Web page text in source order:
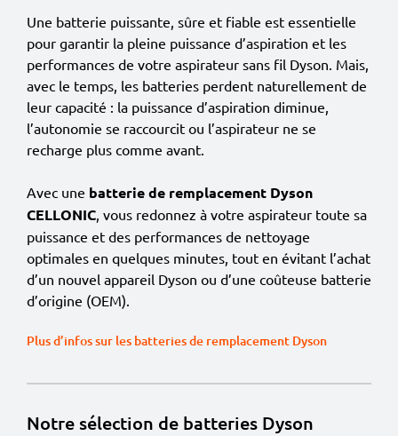
Une batterie puissante, sûre et fiable est essentielle
pour garantir la pleine puissance d’aspiration et les
performances de votre aspirateur sans fil Dyson. Mais,
avec le temps, les batteries perdent naturellement de
leur capacité : la puissance d’aspiration diminue,
l’autonomie se raccourcit ou l’aspirateur ne se
recharge plus comme avant.
Avec une batterie de remplacement Dyson
CELLONIC, vous redonnez à votre aspirateur toute sa
puissance et des performances de nettoyage
optimales en quelques minutes, tout en évitant l’achat
d’un nouvel appareil Dyson ou d’une coûteuse batterie
d’origine (OEM).
Plus d’infos sur les batteries de remplacement Dyson
Notre sélection de batteries Dyson